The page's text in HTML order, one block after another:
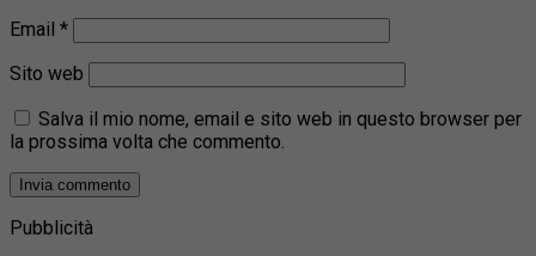
Email *
Sito web
Salva il mio nome, email e sito web in questo browser per
la prossima volta che commento.
Pubblicità